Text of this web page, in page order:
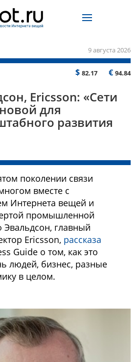
9 августа 2026
$ 82.17 € 94.84
Ericsson: «Сети
для
развития
поколении связи
вместе с
Интернета вещей и
промышленной
главный
Ericsson, рассказа
Guide о том, как это
людей, бизнес, разные
в целом.